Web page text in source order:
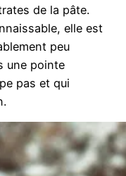
de la pâte.
elle est
peu
une pointe
pas et qui